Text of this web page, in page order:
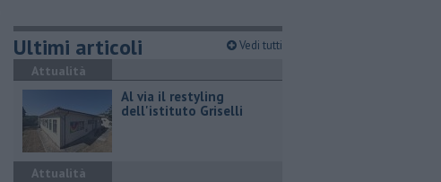
Ultimi articoli Vedi tutti
Attualità
Al via il restyling
dell'istituto Griselli
Attualità